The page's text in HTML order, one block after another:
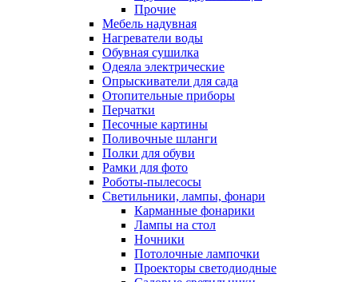
Прочие
Мебель надувная
Нагреватели воды
Обувная сушилка
Одеяла электрические
Опрыскиватели для сада
Отопительные приборы
Перчатки
Песочные картины
Поливочные шланги
Полки для обуви
Рамки для фото
Роботы-пылесосы
Светильники, лампы, фонари
Карманные фонарики
Лампы на стол
Ночники
Потолочные лампочки
Проекторы светодиодные